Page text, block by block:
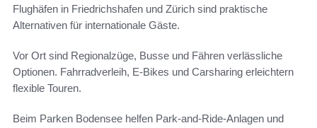
Flughäfen in Friedrichshafen und Zürich sind praktische
Alternativen für internationale Gäste.
Vor Ort sind Regionalzüge, Busse und Fähren verlässliche
Optionen. Fahrradverleih, E-Bikes und Carsharing erleichtern
flexible Touren.
Beim Parken Bodensee helfen Park-and-Ride-Anlagen und